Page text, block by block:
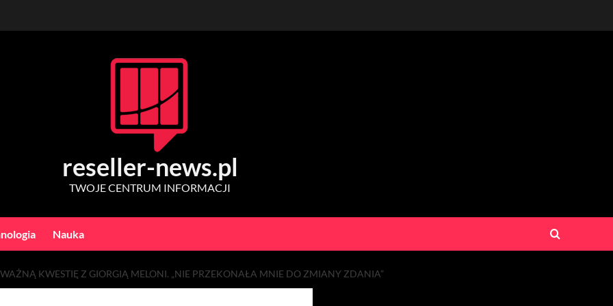
reseller-news.pl
TWOJE CENTRUM INFORMACJI
Nauka
KWESTIĘ Z GIORGIĄ MELONI. „NIE PRZEKONAŁA MNIE DO ZMIANY ZDANIA”